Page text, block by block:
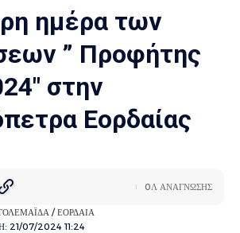
ημέρα των
” Προφήτης
στην
Εορδαίας
21/07/2024 11:24
/ ΕΟΡΔΑΙΑ
0Λ ΑΝΑΓΝΩΣΗΣ